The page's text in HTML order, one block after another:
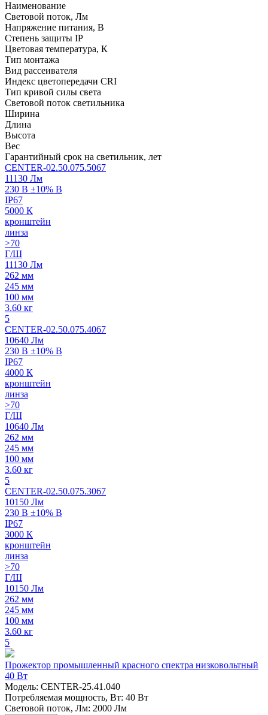
Наименование
Световой поток, Лм
Напряжение питания, В
Степень защиты IP
Цветовая температура, К
Тип монтажа
Вид рассеивателя
Индекс цветопередачи CRI
Тип кривой силы света
Световой поток светильника
Ширина
Длина
Высота
Вес
Гарантийный срок на светильник, лет
CENTER-02.50.075.5067
11130 Лм
230 В ±10% В
IP67
5000 К
кронштейн
линза
>70
Г/Ш
11130 Лм
262 мм
245 мм
100 мм
3.60 кг
5
CENTER-02.50.075.4067
10640 Лм
230 В ±10% В
IP67
4000 К
кронштейн
линза
>70
Г/Ш
10640 Лм
262 мм
245 мм
100 мм
3.60 кг
5
CENTER-02.50.075.3067
10150 Лм
230 В ±10% В
IP67
3000 К
кронштейн
линза
>70
Г/Ш
10150 Лм
262 мм
245 мм
100 мм
3.60 кг
5
Прожектор промышленный красного спектра низковольтный
40 Вт
Модель: CENTER-25.41.040
Потребляемая мощность, Вт: 40 Вт
Световой поток, Лм: 2000 Лм